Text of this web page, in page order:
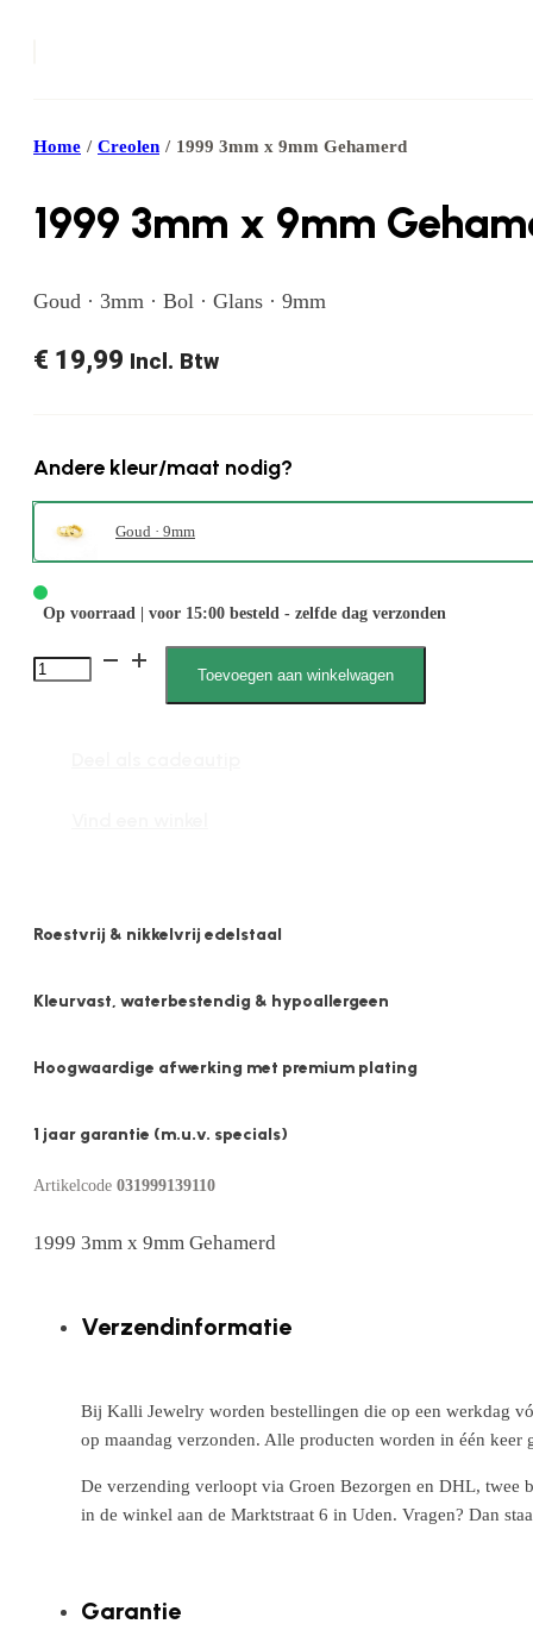
Home / Creolen / 1999 3mm x 9mm Gehamerd
1999 3mm x 9mm
Goud · 3mm · Bol · Glans · 9mm
€ 19,99 Incl. Btw
Andere kleur/maat nodig?
Goud · 9mm
Op voorraad | voor 15:00 besteld - zelfde dag verzonden
1999
Toevoegen aan winkelwagen
Roestvrij & nikkelvrij edelstaal
Kleurvast, waterbestendig & hypoallergeen
Hoogwaardige afwerking met premium plating
1 jaar garantie (m.u.v. specials)
Artikelcode 031999139110
1999 3mm x 9mm Gehamerd
Verzendinformatie
Bij Kalli Jewelry worden bestellingen die op een werkdag
op maandag verzonden. Alle producten worden in één
De verzending verloopt via Groen Bezorgen en DHL, twee
in de winkel aan de Marktstraat 6 in Uden. Vragen? Dan
Garantie